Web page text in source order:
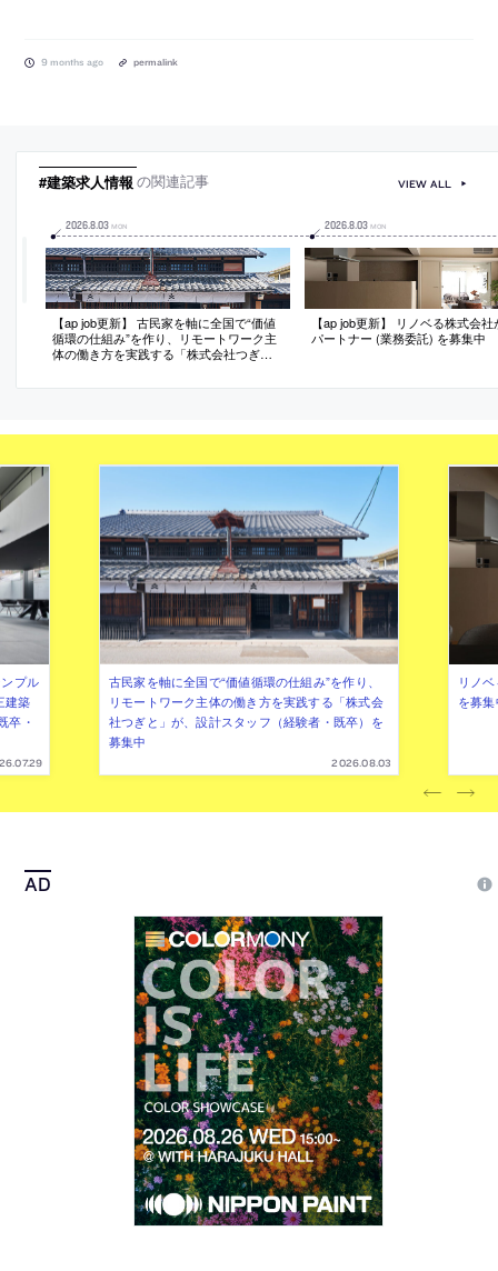
9 months ago permalink
#建築求人情報 の関連記事
2026.8.03 MON
【ap job更新】 古民家を軸に全国で“価値
循環の仕組み”を作り、リモートワーク主
体の働き方を実践する「株式会社つぎ
を募集中
2026.8.03 MON
【ap job更新】 リノベる株式会
パートナー (業務委託) を募集中
VIEW ALL
プル
建築
卒・
古民家を軸に全国で“価値循環の仕組み”を作り、
リモートワーク主体の働き方を実践する「株式会
社つぎと」が、設計スタッフ（経験者・既卒）を
募集中
2026.08.03
リノ
を募